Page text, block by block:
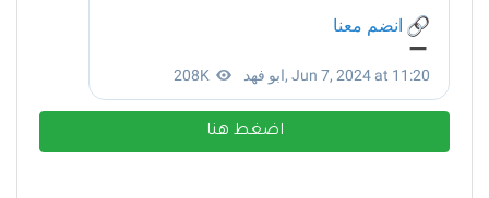
اضغط هنا